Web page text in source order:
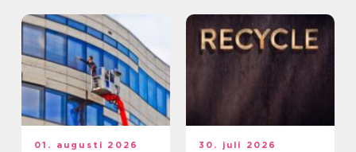
01. augusti 2026 30. juli 2026